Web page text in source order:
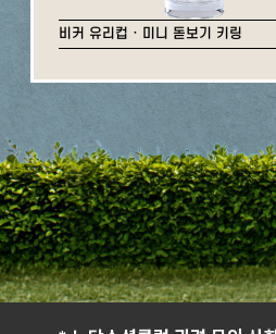
비커 유리컵 · 미니 돋보기 키링